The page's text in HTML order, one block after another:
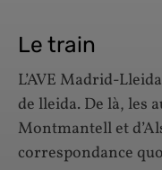
Le train
L’AVE Madrid-
de lleida. De là, les
Montmantell et
correspondance